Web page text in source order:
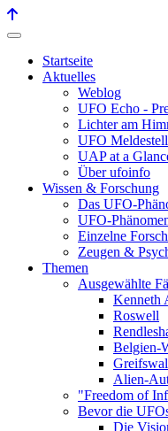
Startseite
Aktuelles
Weblog
UFO Echo -
Lichter am
UFO
UAP at a
Über ufoinfo
Wissen & Forschung
Das UFO-
UFO-
Einzelne
Zeugen &
Themen
Ausgewählte
Kenneth
Roswell
Belgien-
Alien-
"Freedom of
Bevor die
Die